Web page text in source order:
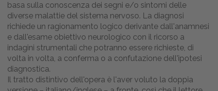
basa sulla conoscenza dei segni e/o sintomi delle
diverse malattie del sistema nervoso. La diagnosi
richiede un ragionamento logico derivante dall'anamnesi
e dall'esame obiettivo neurologico con il ricorso a
indagini strumentali che potranno essere richieste, di
volta in volta, a conferma o a confutazione dell'ipotesi
diagnostica.
Il tratto distintivo dell'opera è l'aver voluto la doppia